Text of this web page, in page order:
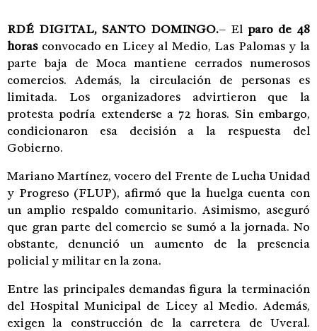
RDÉ DIGITAL, SANTO DOMINGO.– Elparo de 48
horasconvocado en Licey al Medio, Las Palomas y la
parte baja de Moca mantiene cerrados numerosos
comercios. Además, la circulación de personas es
limitada. Los organizadores advirtieron que la
protesta podría extenderse a 72 horas. Sin embargo,
condicionaron esa decisión a la respuesta del
Gobierno.
Mariano Martínez, vocero del Frente de Lucha Unidad
y Progreso (FLUP), afirmó que la huelga cuenta con
un amplio respaldo comunitario. Asimismo, aseguró
que gran parte del comercio se sumó a la jornada. No
obstante, denunció un aumento de la presencia
policial y militar en la zona.
Entre las principales demandas figura la terminación
del Hospital Municipal de Licey al Medio. Además,
exigen la construcción de la carretera de Uveral.